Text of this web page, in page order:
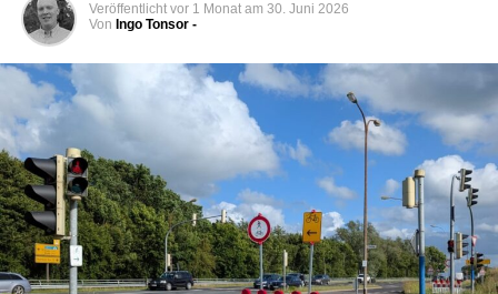
Veröffentlicht vor 1 Monat am 30. Juni 2026
Von Ingo Tonsor -